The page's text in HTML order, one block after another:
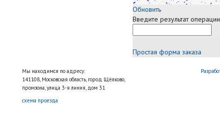
Обновить
Введите результат
Простая форма заказа
Мы находимся по адресу:
141108, Московская область, город Щёлково,
промзона, улица 3-я линия, дом 31
схема проезда